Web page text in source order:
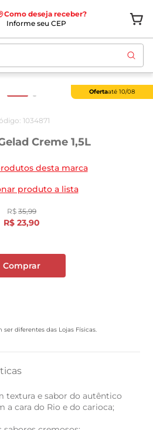
Como deseja receber?
Informe seu CEP
Ofertaaté 10/08
: 1034871
Creme 1,5L
desta marca
produto a lista
R$ 35,99
R$ 23,90
Comprar
diferentes das Lojas Físicas.
textura e sabor do autêntico
a cara do Rio e do carioca;